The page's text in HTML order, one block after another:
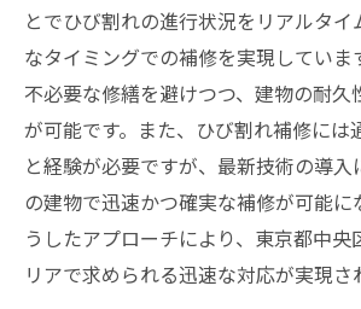
とでひび割れの進行状況をリアルタ
なタイミングでの補修を実現していま
不必要な修繕を避けつつ、建物の耐久
が可能です。また、ひび割れ補修には
と経験が必要ですが、最新技術の導入
の建物で迅速かつ確実な補修が可能に
うしたアプローチにより、東京都中央
リアで求められる迅速な対応が実現さ